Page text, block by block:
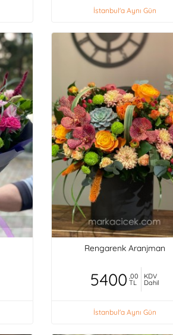
İstanbul'a Aynı Gün
Rengarenk Aranjman
5400 ,00
TL
KDV
Dahil
İstanbul'a Aynı Gün